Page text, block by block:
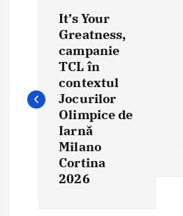
i
g
It’s Your
Greatness,
campanie
TCL în
contextul
Jocurilor
Olimpice de
Iarnă
Milano
Cortina
2026